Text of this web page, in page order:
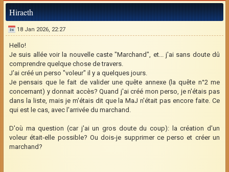
Hiraeth
18 Jan 2026, 22:27
Hello!
Je suis allée voir la nouvelle caste "Marchand", et... j'ai sans doute dû
comprendre quelque chose de travers.
J'ai créé un perso "voleur" il y a quelques jours.
Je pensais que le fait de valider une quête annexe (la quête n°2 me
concernant) y donnait accès? Quand j'ai créé mon perso, je n'étais pas
dans la liste, mais je m'étais dit que la MaJ n'était pas encore faite. Ce
qui est le cas, avec l'arrivée du marchand.
D'où ma question (car j'ai un gros doute du coup): la création d'un
voleur était-elle possible? Ou dois-je supprimer ce perso et créer un
marchand?